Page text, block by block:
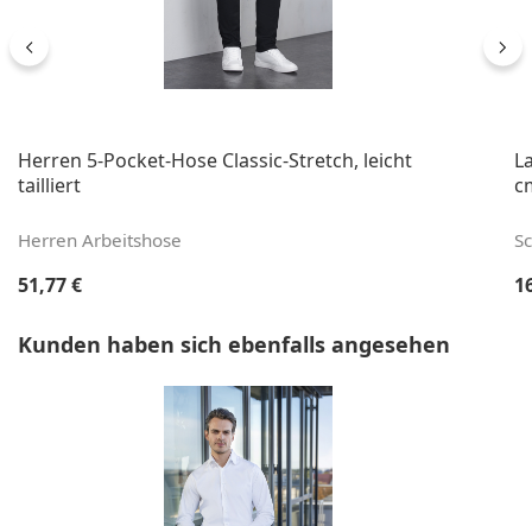
Herren 5-Pocket-Hose Classic-Stretch, leicht
tailliert
Herren Arbeitshose
Regulärer Preis:
51,77 €
Produktgalerie überspringen
Kunden haben sich ebenfalls angesehen